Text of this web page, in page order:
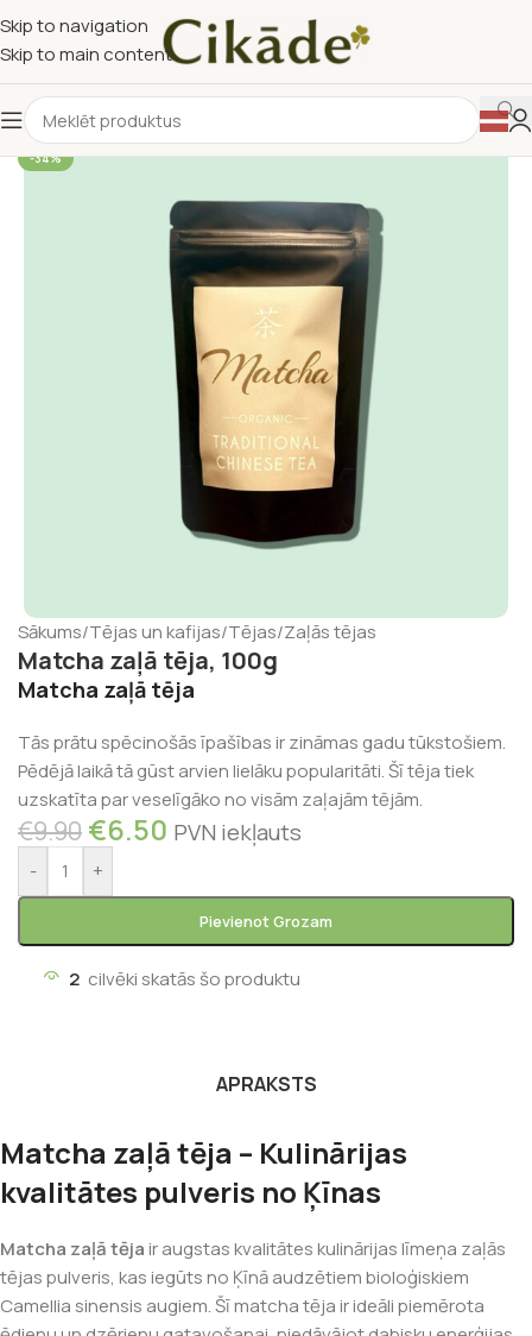
Skip to navigation
Skip to main content
-34%
Sākums/Tējas un kafijas/Tējas/Zaļās tējas
Matcha zaļā tēja, 100g
Matcha zaļā tēja
Tās prātu spēcinošās īpašības ir zināmas gadu tūkstošiem.
Pēdējā laikā tā gūst arvien lielāku popularitāti. Šī tēja tiek
uzskatīta par veselīgāko no visām zaļajām tējām.
€9.90 €6.50 PVN iekļauts
- +
Pievienot Grozam
2 cilvēki skatās šo produktu
APRAKSTS
Matcha zaļā tēja – Kulinārijas
kvalitātes pulveris no Ķīnas
Matcha zaļā tējair augstas kvalitātes kulinārijas līmeņa zaļās
tējas pulveris, kas iegūts no Ķīnā audzētiem bioloģiskiem
Camellia sinensis augiem. Šī matcha tēja ir ideāli piemērota